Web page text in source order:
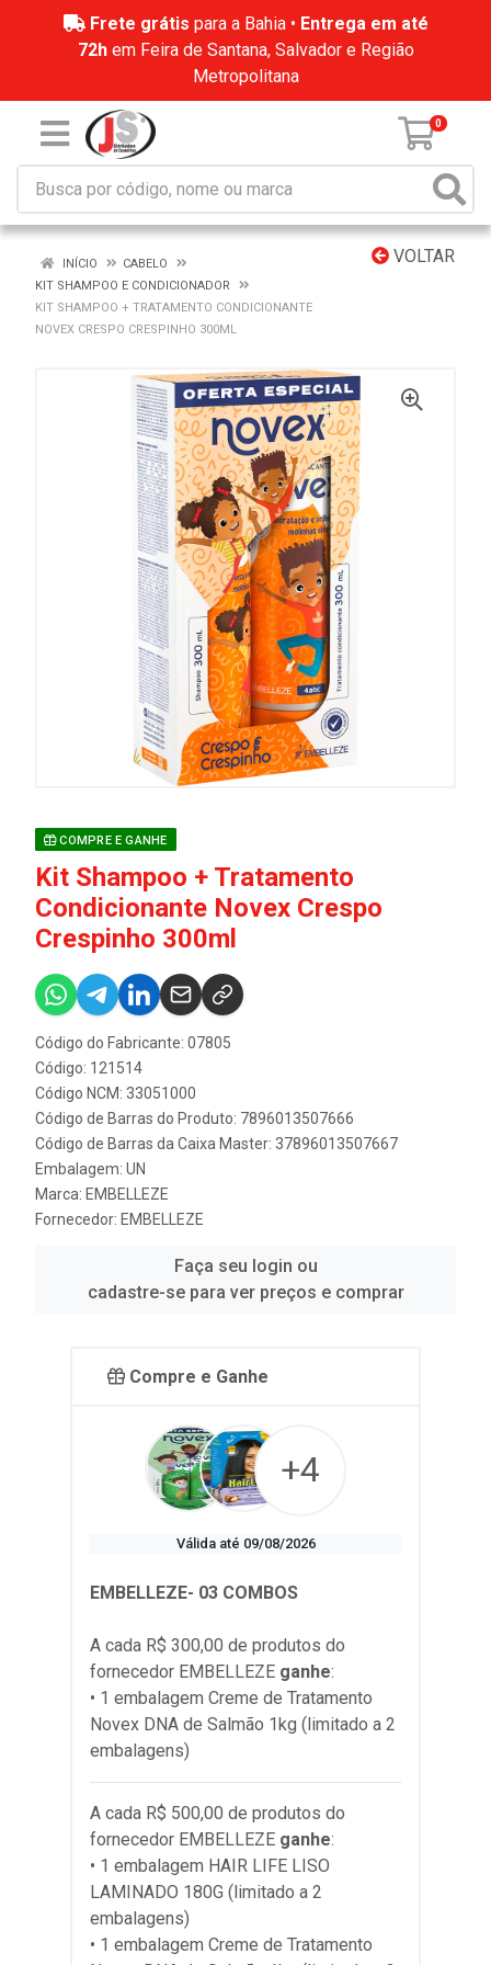
Frete grátis para a Bahia • Entrega em até
72hem Feira de Santana, Salvador e Região
Metropolitana
0
VOLTAR
INÍCIO
CABELO
KIT SHAMPOO E CONDICIONADOR
KIT SHAMPOO + TRATAMENTO CONDICIONANTE
NOVEX CRESPO CRESPINHO 300ML
COMPRE E GANHE
Kit Shampoo + Tratamento
Condicionante Novex Crespo
Crespinho 300ml
Código do Fabricante: 07805
Código: 121514
Código NCM: 33051000
Código de Barras do Produto: 7896013507666
Código de Barras da Caixa Master: 37896013507667
Embalagem: UN
Marca: EMBELLEZE
Fornecedor: EMBELLEZE
Faça seu login ou
cadastre-se para ver preços e comprar
Compre e Ganhe
+4
Válida até 09/08/2026
EMBELLEZE- 03 COMBOS
A cada R$ 300,00 de produtos do
fornecedor EMBELLEZE ganhe:
• 1 embalagem Creme de Tratamento
Novex DNA de Salmão 1kg (limitado a 2
embalagens)
A cada R$ 500,00 de produtos do
fornecedor EMBELLEZE ganhe:
• 1 embalagem HAIR LIFE LISO
LAMINADO 180G (limitado a 2
embalagens)
• 1 embalagem Creme de Tratamento